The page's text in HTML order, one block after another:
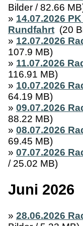
Bilder / 82.66
» 14.07.2026
Rundfahrt (20
» 12.07.2026
107.9 MB)
» 11.07.2026
116.91 MB)
» 10.07.2026
64.19 MB)
» 09.07.2026
88.22 MB)
» 08.07.2026
69.45 MB)
» 07.07.2026
/ 25.02 MB)
Juni 2026
» 28.06.2026